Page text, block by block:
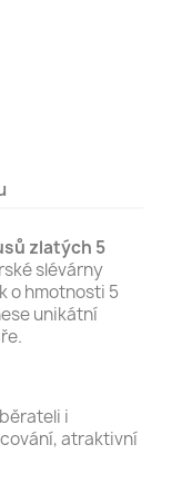
zlatých 5
slévárny
o hmotnosti 5
unikátní
i
atraktivní